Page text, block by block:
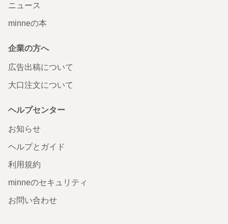
ニュース
minneの本
企業の方へ
広告出稿について
大口注文について
ヘルプセンター
お知らせ
ヘルプとガイド
利用規約
minneのセキュリティ
お問い合わせ